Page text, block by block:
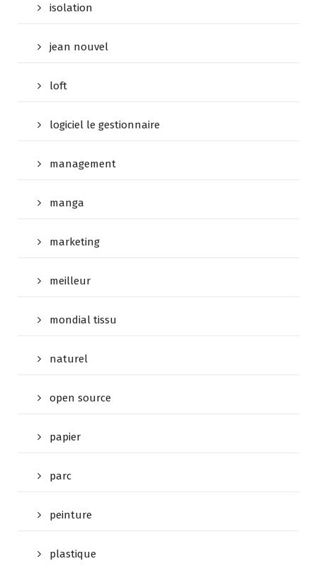
isolation
jean nouvel
loft
logiciel le gestionnaire
management
manga
marketing
meilleur
mondial tissu
naturel
open source
papier
parc
peinture
plastique